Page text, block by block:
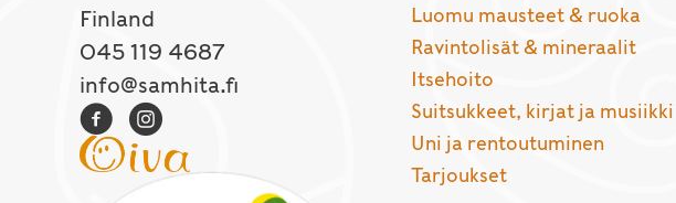
Finland
045 119 4687
info@samhita.fi
Luomu mausteet & ruoka
Ravintolisät & mineraalit
Itsehoito
Suitsukkeet, kirjat ja musiikki
Uni ja rentoutuminen
Tarjoukset